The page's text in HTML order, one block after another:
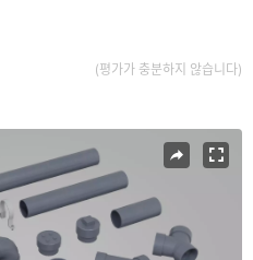
(평가가 충분하지 않습니다)